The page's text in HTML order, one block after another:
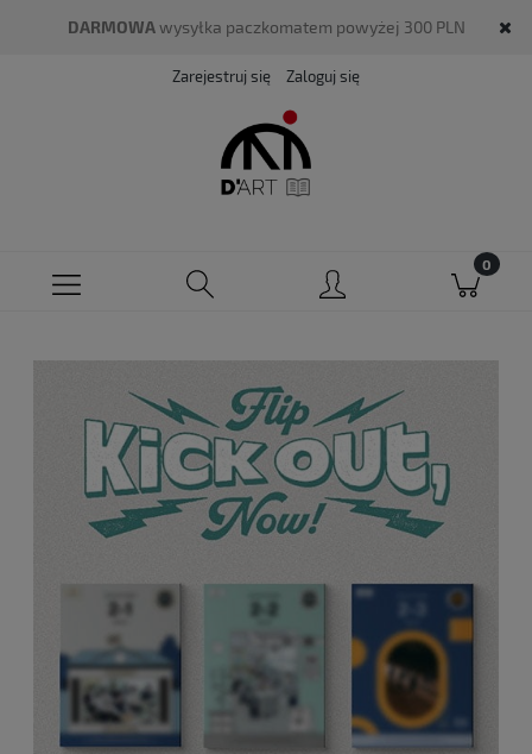
DARMOWAwysyłka paczkomatem powyżej 300 PLN
Zarejestruj się Zaloguj się